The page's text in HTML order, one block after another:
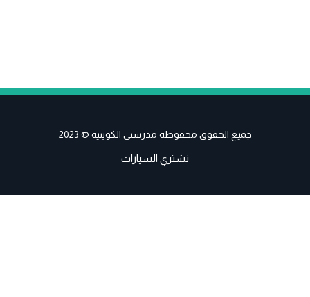
جميع الحقوق محفوظة مدرستي الكويتية © 2023
نشتري السيارات